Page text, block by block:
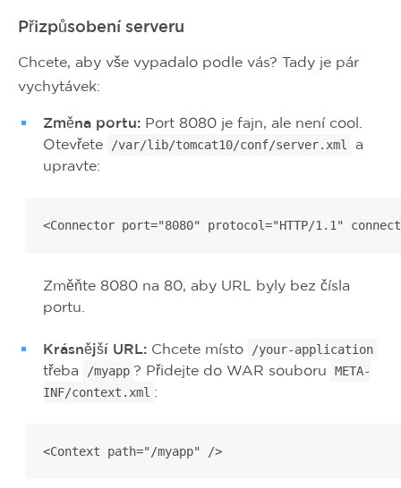
Přizpůsobení serveru
Chcete, aby vše vypadalo podle vás? Tady je pár
vychytávek:
Změna portu: Port 8080 je fajn, ale není cool.
Otevřete
/var/lib/tomcat10/conf/server.xml
a
upravte:
<Connector port="8080" protocol="HTTP/1.1"
Změňte 8080 na 80, aby URL byly bez čísla
portu.
Krásnější URL: Chcete místo /your-application
třeba /myapp ? Přidejte do WAR souboru
META-
INF/context.xml :
<Context path="/myapp" />